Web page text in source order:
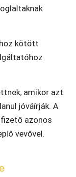
kötött
amikor azt
jóváírják. A
azonos
vevővel.